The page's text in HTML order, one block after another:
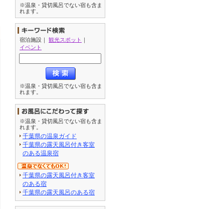
※温泉・貸切風呂でない宿も含ま
れます。
宿泊施設 ｜ 観光スポット ｜
イベント
※温泉・貸切風呂でない宿も含ま
れます。
※温泉・貸切風呂でない宿も含ま
れます。
千葉県の温泉ガイド
千葉県の露天風呂付き客室
のある温泉宿
千葉県の露天風呂付き客室
のある宿
千葉県の露天風呂のある宿